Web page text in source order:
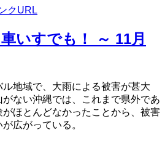
クURL
いすでも！ ～ 11月
地域で、大雨による被害が甚大
ない沖縄では、これまで県外であ
ほとんどなかったことから、被害
広がっている。